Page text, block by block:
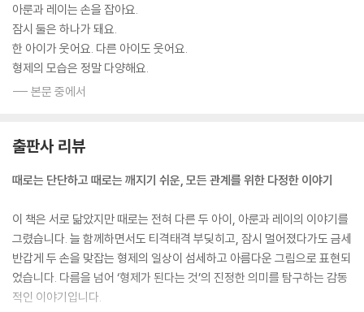
아룬과 레이는 손을 잡아요.
잠시 둘은 하나가 돼요.
한 아이가 웃어요. 다른 아이도 웃어요.
형제의 모습은 정말 다양해요.
--- 본문 중에서
출판사 리뷰
때로는 단단하고 때로는 깨지기 쉬운, 모든 관계를 위한 다정한 이야기
이 책은 서로 닮았지만 때로는 전혀 다른 두 아이, 아룬과 레이의 이야기를
그렸습니다. 늘 함께하면서도 티격태격 부딪히고, 잠시 멀어졌다가도 금세
반갑게 두 손을 맞잡는 형제의 일상이 섬세하고 아름다운 그림으로 표현되
었습니다. 다름을 넘어 ‘형제가 된다는 것’의 진정한 의미를 탐구하는 감동
적인 이야기입니다.